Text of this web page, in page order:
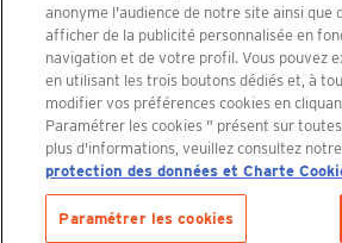
Conditions générales de vente
Politique de Protection des Données
Cookies
Découvrez le
anonyme l'audience de notre site ainsi que
afficher de la publicité personnalisée en
navigation et de votre profil. Vous pouvez
en utilisant les trois boutons dédiés et, à
modifier vos préférences cookies en
Paramétrer les cookies " présent sur
plus d'informations, veuillez consultez notre
protection des données et Charte
Paramétrer les cookies